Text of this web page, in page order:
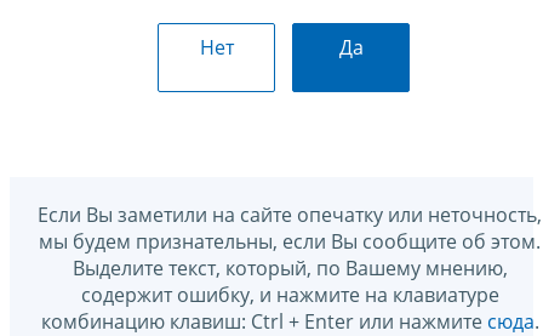
Нет Да
Если Вы заметили на сайте опечатку или неточность,
мы будем признательны, если Вы сообщите об этом.
Выделите текст, который, по Вашему мнению,
содержит ошибку, и нажмите на клавиатуре
комбинацию клавиш: Ctrl + Enter или нажмите сюда.